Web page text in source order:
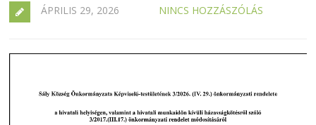
ÁPRILIS 29, 2026 NINCS HOZZÁSZÓLÁS